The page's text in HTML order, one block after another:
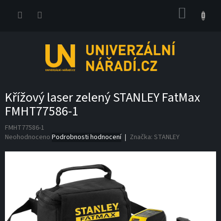
Křížový laser zelený STANLEY FatMax
FMHT77586-1
FMHT77586-1
Průměrné
hvězdiček.
Neohodnoceno Podrobnosti hodnocení Značka: STANLEY